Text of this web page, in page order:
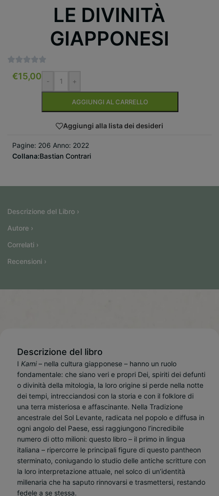
LE DIVINITÀ
GIAPPONESI
€15,00 - +
AGGIUNGI AL CARRELLO
Aggiungi alla lista dei desideri
Pagine: 206 Anno: 2022
Collana:Bastian Contrari
Descrizione del Libro ›
Autore ›
Correlati ›
Recensioni ›
Descrizione del libro
I Kami– nella cultura giapponese – hanno un ruolo
fondamentale: che siano veri e propri Dei, spiriti dei defunti
o divinità della mitologia, la loro origine si perde nella notte
dei tempi, intrecciandosi con la storia e con il folklore di
una terra misteriosa e affascinante. Nella Tradizione
ancestrale del Sol Levante, radicata nel popolo e diffusa in
ogni angolo del Paese, essi raggiungono l’incredibile
numero di otto milioni: questo libro – il primo in lingua
italiana – ripercorre le principali figure di questo pantheon
sterminato, coniugando lo studio delle antiche scritture con
la loro interpretazione attuale, nel solco di un’identità
millenaria che ha saputo rinnovarsi e trasmettersi, restando
fedele a se stessa.